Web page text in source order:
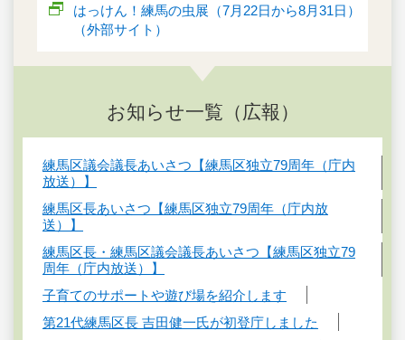
はっけん！練馬の虫展（7月22日から8月31日）
（外部サイト）
お知らせ一覧（広報）
練馬区議会議長あいさつ【練馬区独立79周年（庁内
放送）】
練馬区長あいさつ【練馬区独立79周年（庁内放
送）】
練馬区長・練馬区議会議長あいさつ【練馬区独立79
周年（庁内放送）】
子育てのサポートや遊び場を紹介します
第21代練馬区長 吉田健一氏が初登庁しました